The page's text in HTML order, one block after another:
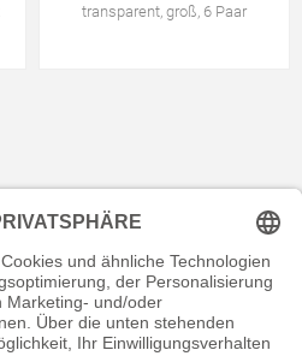
transparent, groß, 6 Paar